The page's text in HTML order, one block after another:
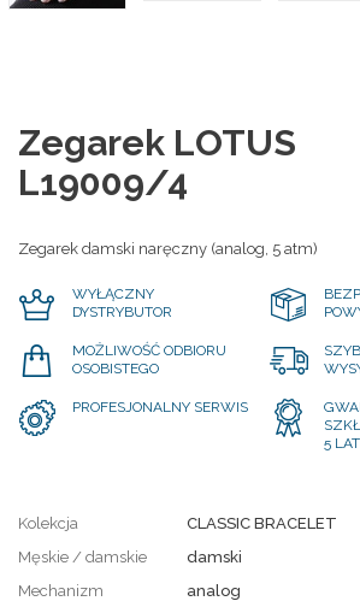
Zegarek LOTUS
L19009/4
Zegarek damski naręczny (analog, 5 atm)
WYŁĄCZNY
DYSTRYBUTOR
MOŻLIWOŚĆ ODBIORU
OSOBISTEGO
PROFESJONALNY SERWIS
5 LAT
Kolekcja
CLASSIC BRACELET
Męskie / damskie
damski
Mechanizm
analog